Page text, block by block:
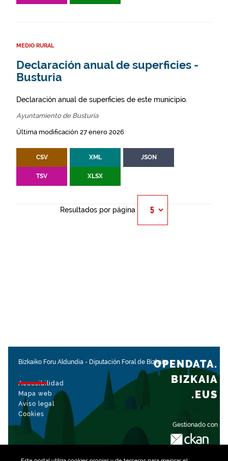
MEDIO RURAL
Declaración anual de superficies -
Busturia
Declaración anual de superficies de este municipio.
Ayuntamiento de Busturia
Última modificación 27 enero 2026
CSV XML JSON
TSV XLSX
Resultados por página
Bizkaiko Foru Aldundia - Diputación Foral de Bizkaia
Accesibilidad
Mapa web
Aviso legal
Cookies
Gestionado con
OPENDATA.
BIZKAIA
.EUS